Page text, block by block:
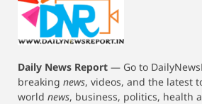
Daily News Report — Go to
breaking news, videos, and the latest
world news, business, politics, health